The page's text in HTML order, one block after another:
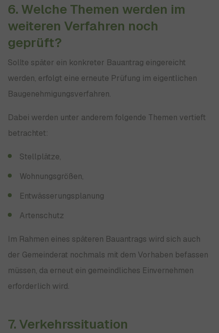
6. Welche Themen werden im
weiteren Verfahren noch
geprüft?
Sollte später ein konkreter Bauantrag eingereicht
werden, erfolgt eine erneute Prüfung im eigentlichen
Baugenehmigungsverfahren.
Dabei werden unter anderem folgende Themen vertieft
betrachtet:
Stellplätze,
Wohnungsgrößen,
Entwässerungsplanung
Artenschutz
Im Rahmen eines späteren Bauantrags wird sich auch
der Gemeinderat nochmals mit dem Vorhaben befassen
müssen, da erneut ein gemeindliches Einvernehmen
erforderlich wird.
7. Verkehrssituation